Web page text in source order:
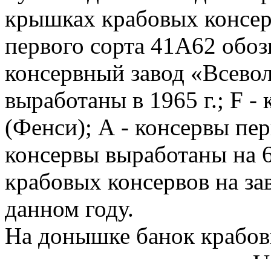
крышках крабовых
первого сорта 41А62
консервный завод
выработаны в 1965 г.; F -
(Фенси); А - консервы
консервы выработаны на
крабовых консервов на
данном году.
На донышке банок